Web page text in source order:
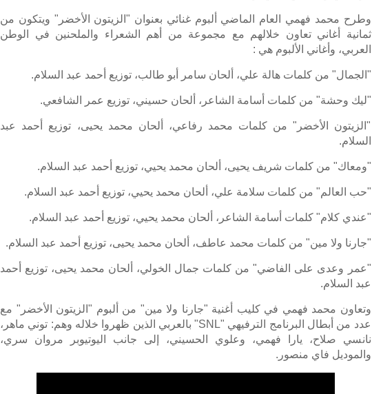
وطرح محمد فهمي العام الماضي ألبوم غنائي بعنوان "الزيتون الأخضر" ويتكون من
ثمانية أغاني تعاون خلالهم مع مجموعة من أهم الشعراء والملحنين في الوطن
العربي، وأغاني الألبوم هي :
"الجمال" من كلمات هالة علي، ألحان سامر أبو طالب، توزيع أحمد عبد السلام.
"ليك وحشة" من كلمات أسامة الشاعر، ألحان حسيني، توزيع عمر الشافعي.
"الزيتون الأخضر" من كلمات محمد رفاعي، ألحان محمد يحيى، توزيع أحمد عبد
السلام.
"ومعاك" من كلمات شريف يحيى، ألحان محمد يحيي، توزيع أحمد عبد السلام.
"حب العالم" من كلمات سلامة علي، ألحان محمد يحيي، توزيع أحمد عبد السلام.
"عندي كلام" كلمات أسامة الشاعر، ألحان محمد يحيي، توزيع أحمد عبد السلام.
"جارنا ولا مين" من كلمات محمد عاطف، ألحان محمد يحيى، توزيع أحمد عبد السلام.
"عمر وعدى على الفاضي" من كلمات جمال الخولي، ألحان محمد يحيى، توزيع أحمد
عبد السلام.
وتعاون محمد فهمي في كليب أغنية "جارنا ولا مين" من ألبوم "الزيتون الأخضر" مع
عدد من أبطال البرنامج الترفيهي "SNL" بالعربي الذين ظهروا خلاله وهم: توني ماهر،
نانسي صلاح، يارا فهمي، وعلوي الحسيني، إلى جانب اليوتيوبر مروان سري،
والموديل فاي منصور.